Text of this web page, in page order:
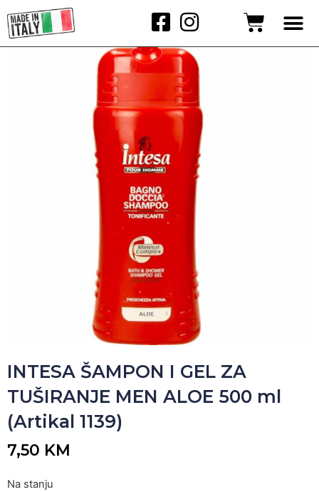
INTESA ŠAMPON I GEL ZA
TUŠIRANJE MEN ALOE 500 ml
(Artikal 1139)
7,50 KM
Na stanju